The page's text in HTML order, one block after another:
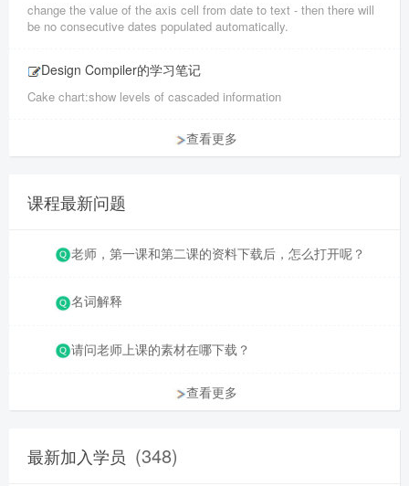
change the value of the axis cell from date to text - then there will
be no consecutive dates populated automatically.
Design Compiler的学习笔记
Cake chart:show levels of cascaded information
查看更多
课程最新问题
老师，第一课和第二课的资料下载后，怎么打开呢？
名词解释
请问老师上课的素材在哪下载？
查看更多
最新加入学员 (348)